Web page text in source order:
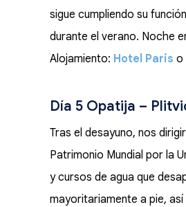
sigue cumpliendo su
durante el verano. Noche
Alojamiento: Hotel Paris o
Día 5 Opatija –
Tras el desayuno, nos
Patrimonio Mundial por la
y cursos de agua que
mayoritariamente a pie,